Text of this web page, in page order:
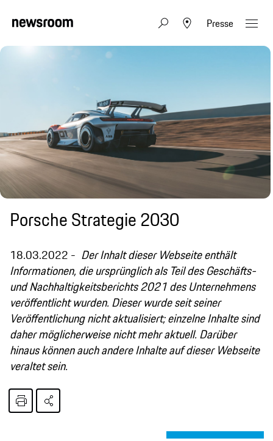
Presse
Porsche Strategie 2030
18.03.2022
Der Inhalt dieser Webseite enthält
Informationen, die ursprünglich als Teil des Geschäfts-
und Nachhaltigkeitsberichts 2021 des Unternehmens
veröffentlicht wurden. Dieser wurde seit seiner
Veröffentlichung nicht aktualisiert; einzelne Inhalte sind
daher möglicherweise nicht mehr aktuell. Darüber
hinaus können auch andere Inhalte auf dieser Webseite
veraltet sein.